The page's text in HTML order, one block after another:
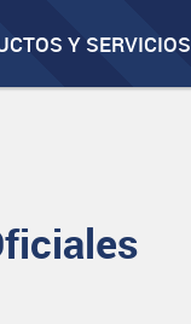
Y SERVICIOS